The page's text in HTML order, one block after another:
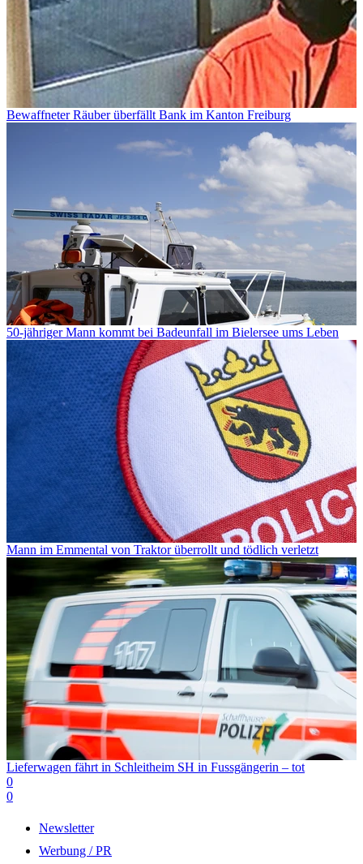
Bewaffneter Räuber überfällt Bank im Kanton Freiburg
50-jähriger Mann kommt bei Badeunfall im Bielersee ums Leben
Mann im Emmental von Traktor überrollt und tödlich verletzt
Lieferwagen fährt in Schleitheim SH in Fussgängerin – tot
0
0
Newsletter
Werbung / PR